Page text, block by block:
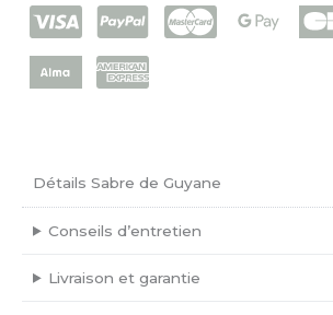
Détails Sabre de Guyane
Conseils d’entretien
Livraison et garantie